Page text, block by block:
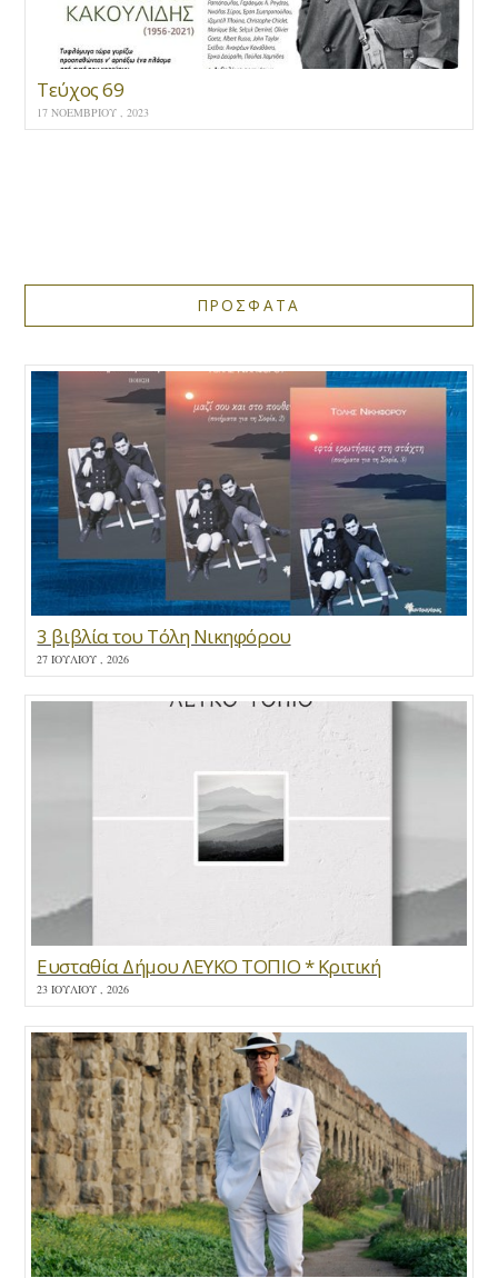
Τεύχος 69
17 ΝΟΕΜΒΡΊΟΥ , 2023
ΠΡΟΣΦΑΤΑ
3 βιβλία του Τόλη Νικηφόρου
27 ΙΟΥΛΊΟΥ , 2026
Ευσταθία Δήμου ΛΕΥΚΟ ΤΟΠΙΟ * Κριτική
23 ΙΟΥΛΊΟΥ , 2026